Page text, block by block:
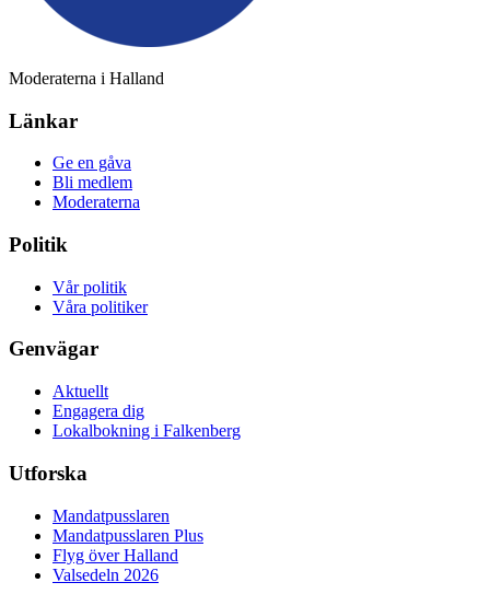
Moderaterna i Halland
Länkar
Ge en gåva
Bli medlem
Moderaterna
Politik
Vår politik
Våra politiker
Genvägar
Aktuellt
Engagera dig
Lokalbokning i Falkenberg
Utforska
Mandatpusslaren
Mandatpusslaren Plus
Flyg över Halland
Valsedeln 2026